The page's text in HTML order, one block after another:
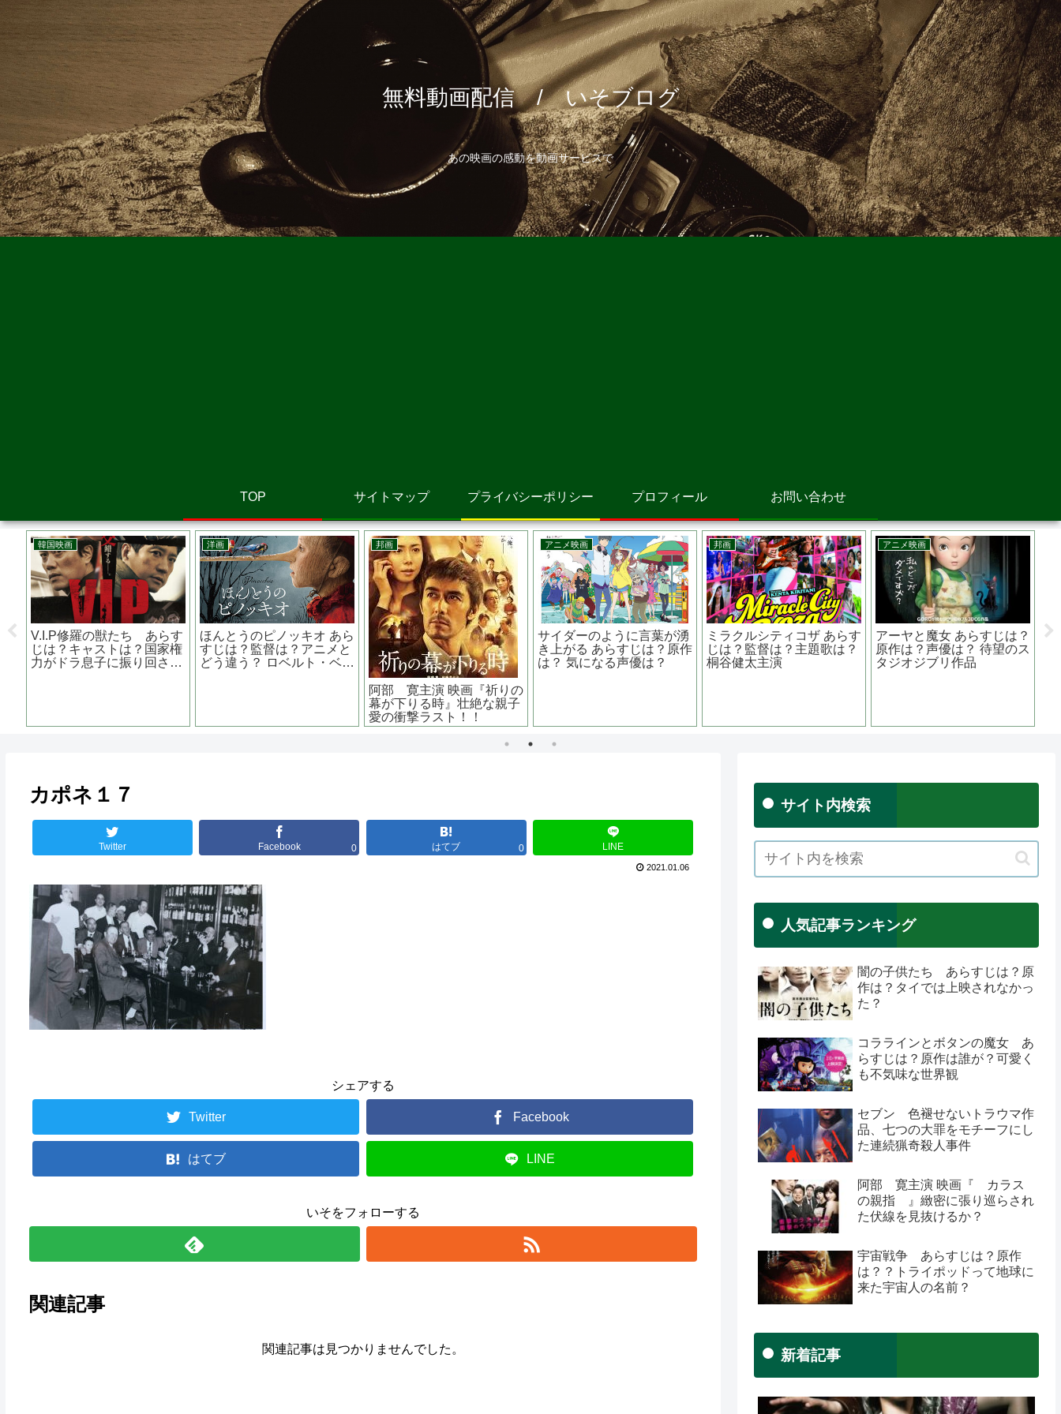
無料動画配信 / いそブログ
あの映画の感動を動画サービスで
TOP サイトマップ プライバシーポリシー プロフィール お問い合わせ
のように言葉が湧
あらすじは？原作
なる声優は？
邦画
ミラクルシティコザ あらす
じは？監督は？主題歌は？
桐谷健太主演
アニメ映画
アーヤと魔女 あらすじは？
原作は？声優は？ 待望のス
タジオジブリ作品
アニメ映画
星を追う子ども 新海 誠
監督 ジブリのような美し
い映像と死生観に触れた作
品
邦画
罪の声 あらすじは？実
話？？日本で起きた犯罪が
ベースとなっている？
邦画
砕け散るところを見せてあ
げる あらすじは？原作は？
真っ赤な嵐って？？
邦画
告白 あらすじ
は？第34回日本
賞では4冠を達
カポネ１７
Twitter Facebook 0 はてブ 0 LINE
2021.01.06
シェアする
Twitter Facebook
はてブ LINE
いそをフォローする
関連記事
関連記事は見つかりませんでした。
サイト内検索
人気記事ランキング
闇の子供たち あらすじは？原
作は？タイでは上映されなかっ
た？
コララインとボタンの魔女 あ
らすじは？原作は誰が？可愛く
も不気味な世界観
セブン 色褪せないトラウマ作
品、七つの大罪をモチーフにし
た連続猟奇殺人事件
阿部 寛主演 映画『 カラス
の親指 』緻密に張り巡らされ
た伏線を見抜けるか？
宇宙戦争 あらすじは？原作
は？？トライポッドって地球に
来た宇宙人の名前？
新着記事